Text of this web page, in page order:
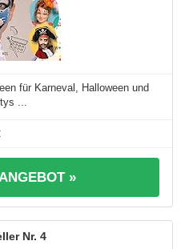
für Karneval, Halloween und
...
»
4